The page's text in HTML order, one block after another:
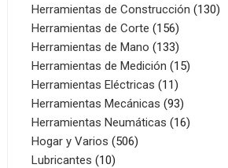
productos
Herramientas de Construcción 130130
Herramientas de Corte 156156
productos
Herramientas de Mano 133133
productos
Herramientas de Medición 1515
Herramientas Eléctricas 1111
productos
Herramientas Mecánicas 9393
productos
Herramientas Neumáticas 1616
Hogar y Varios 506506
Lubricantes 1010